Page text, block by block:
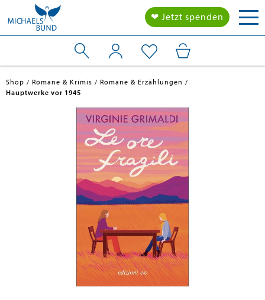
❤ Jetzt spenden
Shop Romane & Krimis
Romane & Erzählungen
Hauptwerke vor 1945